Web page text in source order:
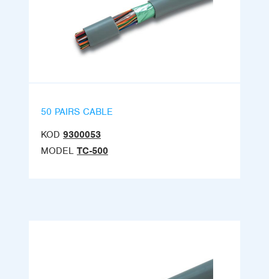
50 PAIRS CABLE
KOD 9300053
MODEL TC-500